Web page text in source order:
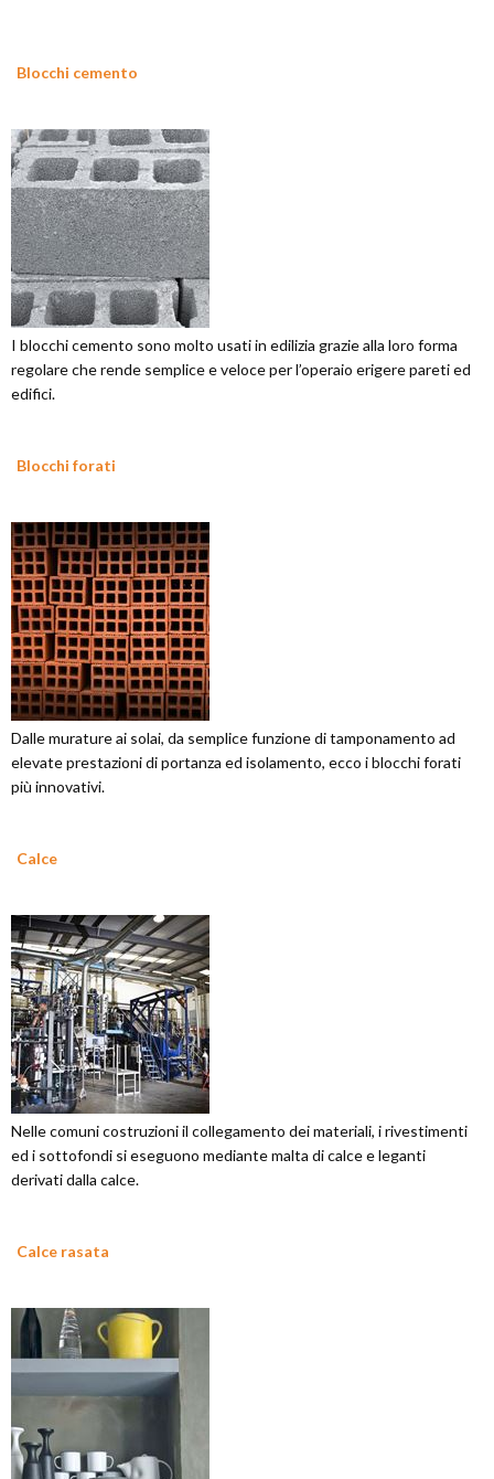
Blocchi cemento
I blocchi cemento sono molto usati in edilizia grazie alla loro forma
regolare che rende semplice e veloce per l’operaio erigere pareti ed
edifici.
Blocchi forati
Dalle murature ai solai, da semplice funzione di tamponamento ad
elevate prestazioni di portanza ed isolamento, ecco i blocchi forati
più innovativi.
Calce
Nelle comuni costruzioni il collegamento dei materiali, i rivestimenti
ed i sottofondi si eseguono mediante malta di calce e leganti
derivati dalla calce.
Calce rasata